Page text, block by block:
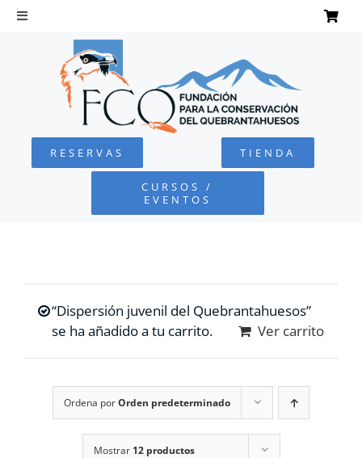
Saltar
Toggle
Navigation
QUEBRANTAHUESOS
FUNDACIÓN
COLABORA
RESERVAS TIENDA
CURSOS /
EVENTOS
“Dispersión juvenil del Quebrantahuesos”
se ha añadido a tu carrito.
Ver carrito
Ordena porOrden predeterminado
Mostrar 12 productos